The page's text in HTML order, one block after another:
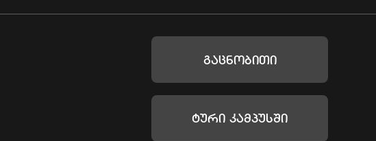
Გაცნობითი
Ტური Კამპუსში